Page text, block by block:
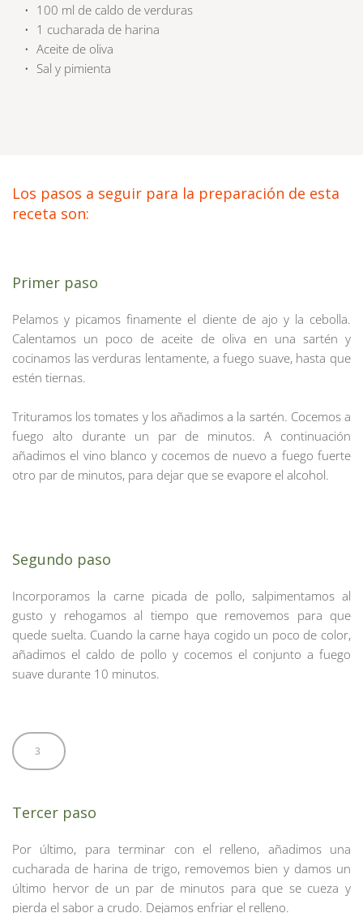
100 ml de caldo de verduras
1 cucharada de harina
Aceite de oliva
Sal y pimienta
Los pasos a seguir para la preparación de esta
receta son:
Primer paso
Pelamos y picamos finamente el diente de ajo y la cebolla.
Calentamos un poco de aceite de oliva en una sartén y
cocinamos las verduras lentamente, a fuego suave, hasta que
estén tiernas.
Trituramos los tomates y los añadimos a la sartén. Cocemos a
fuego alto durante un par de minutos. A continuación
añadimos el vino blanco y cocemos de nuevo a fuego fuerte
otro par de minutos, para dejar que se evapore el alcohol.
Segundo paso
Incorporamos la carne picada de pollo, salpimentamos al
gusto y rehogamos al tiempo que removemos para que
quede suelta. Cuando la carne haya cogido un poco de color,
añadimos el caldo de pollo y cocemos el conjunto a fuego
suave durante 10 minutos.
3
Tercer paso
Por último, para terminar con el relleno, añadimos una
cucharada de harina de trigo, removemos bien y damos un
último hervor de un par de minutos para que se cueza y
pierda el sabor a crudo. Dejamos enfriar el relleno.